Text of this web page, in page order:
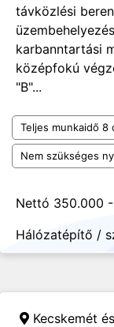
távközlési
karbanntartási
középfokú
"B"...
Teljes munkaidő 8
Nem szükséges
Nettó 350.000
Hálózatépítő /
Kecskemét